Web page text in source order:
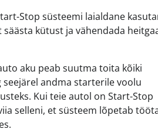
Stop süsteemi laialdane
kütust ja vähendada
aku peab suutma toita kõiki
andma starterile voolu
Kui teie autol on Start-Stop
selleni, et süsteem lõpetab